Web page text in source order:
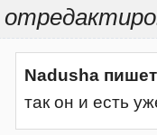
Nadusha
так он и есть